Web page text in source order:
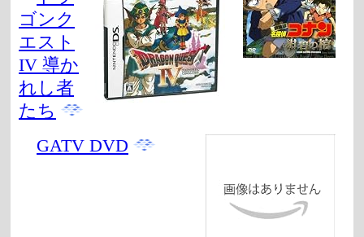
ゴンク
エスト
IV 導か
れし者
たち
GATV DVD